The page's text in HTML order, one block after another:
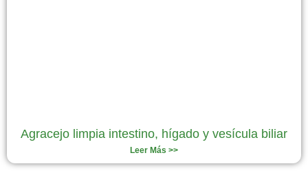
Agracejo limpia intestino, hígado y vesícula biliar
Leer Más >>